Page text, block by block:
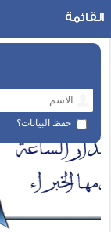
حفظ البيانات؟
القائمة